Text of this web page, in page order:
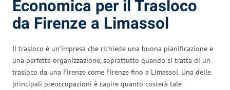
Economica per il Trasloco
da Firenze a Limassol
Il trasloco è un’impresa che richiede una buona pianificazione e
una perfetta organizzazione, soprattutto quando si tratta di un
trasloco da una Firenze come Firenze fino a Limassol. Una delle
principali preoccupazioni è capire quanto costerà tale